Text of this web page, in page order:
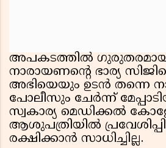
അപകടത്തിൽ ഗുരുതരമായി
നാരായണൻ്റെ ഭാര്യ
അഭിയെയും ഉടൻ തന്നെ
പോലീസും ചേർന്ന്
സ്വകാര്യ മെഡിക്കൽ
ആശുപത്രിയിൽ
രക്ഷിക്കാൻ സാധിച്ചില്ല.